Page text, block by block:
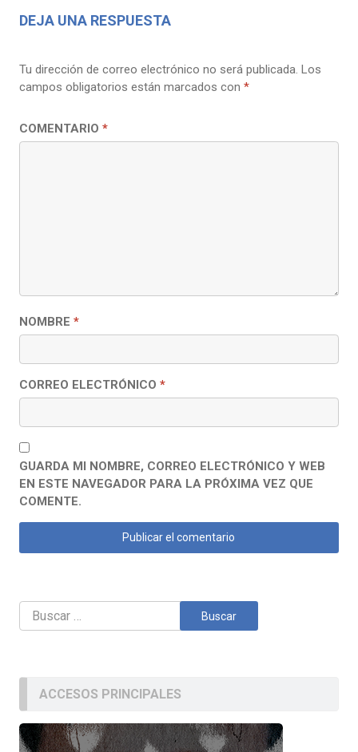
DEJA UNA RESPUESTA
Tu dirección de correo electrónico no será publicada. Los
campos obligatorios están marcados con *
COMENTARIO *
NOMBRE *
CORREO ELECTRÓNICO *
GUARDA MI NOMBRE, CORREO ELECTRÓNICO Y WEB
EN ESTE NAVEGADOR PARA LA PRÓXIMA VEZ QUE
COMENTE.
Buscar:
ACCESOS PRINCIPALES